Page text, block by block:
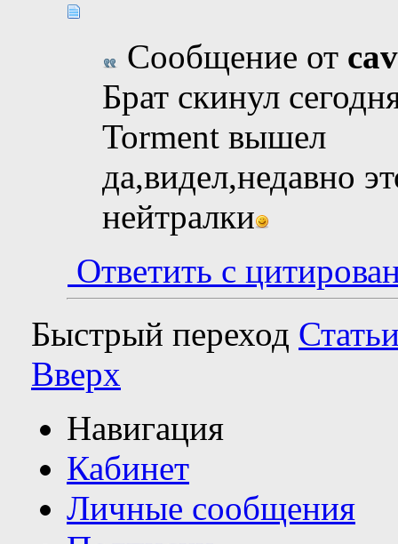
Сообщение от
Брат скинул
Torment вышел
да,видел,недавно
нейтралки
Ответить с
Быстрый переход
Вверх
Навигация
Кабинет
Личные сообщения